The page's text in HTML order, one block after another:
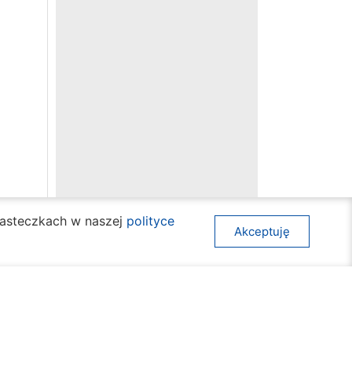
w naszej polityce
Akceptuję